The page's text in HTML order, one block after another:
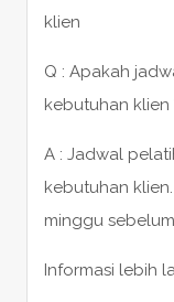
klien
Q : Apakah
kebutuhan klien
A : Jadwal
kebutuhan
minggu
Informasi lebih